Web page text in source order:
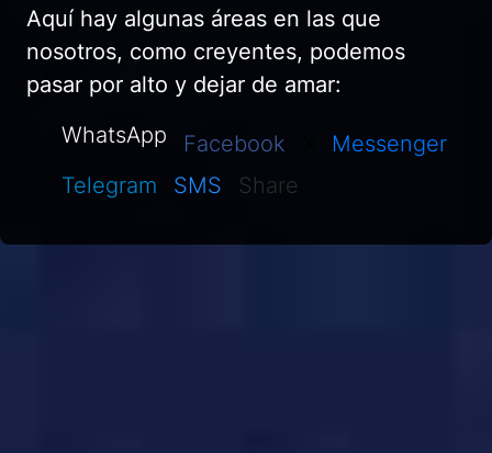
Aquí hay algunas áreas en las que
nosotros, como creyentes, podemos
pasar por alto y dejar de amar:
WhatsApp
Facebook
Messenger
Telegram
SMS Share